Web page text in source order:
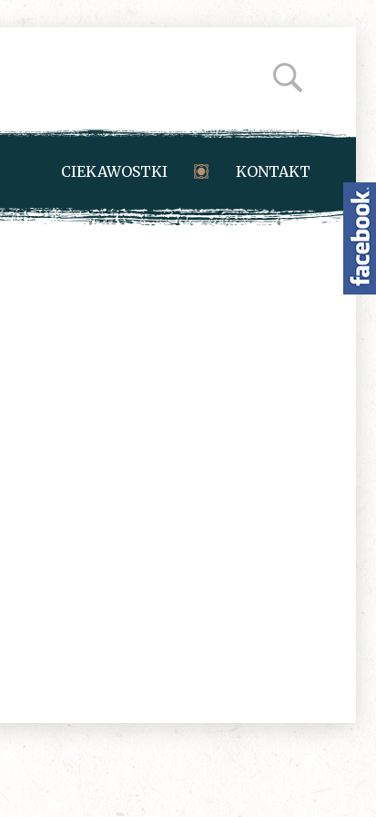
CIEKAWOSTKI KONTAKT